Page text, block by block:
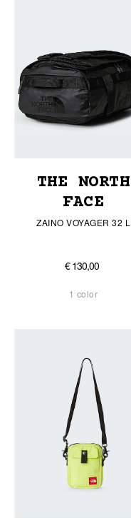
THE NORTH
FACE
ZAINO VOYAGER 32 L
€ 130,00
1 color